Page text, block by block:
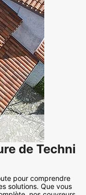
de Techni
pour comprendre
solutions. Que vous